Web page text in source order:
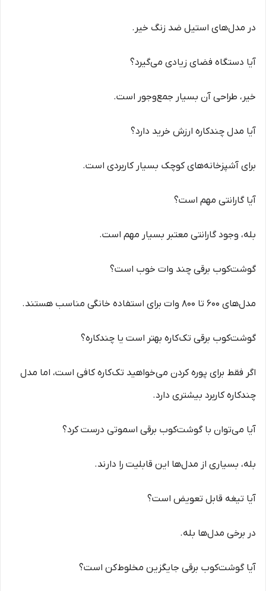
در مدل‌های استیل ضد زنگ خیر.
آیا دستگاه فضای زیادی می‌گیرد؟
خیر، طراحی آن بسیار جمع‌وجور است.
آیا مدل چندکاره ارزش خرید دارد؟
برای آشپزخانه‌های کوچک بسیار کاربردی است.
آیا گارانتی مهم است؟
بله، وجود گارانتی معتبر بسیار مهم است.
گوشت‌کوب برقی چند وات خوب است؟
مدل‌های 600 تا 800 وات برای استفاده خانگی مناسب هستند.
گوشت‌کوب برقی تک‌کاره بهتر است یا چندکاره؟
اگر فقط برای پوره کردن می‌خواهید تک‌کاره کافی است، اما مدل
چندکاره کاربرد بیشتری دارد.
آیا می‌توان با گوشت‌کوب برقی اسموتی درست کرد؟
بله، بسیاری از مدل‌ها این قابلیت را دارند.
آیا تیغه قابل تعویض است؟
در برخی مدل‌ها بله.
آیا گوشت‌کوب برقی جایگزین مخلوط‌کن است؟